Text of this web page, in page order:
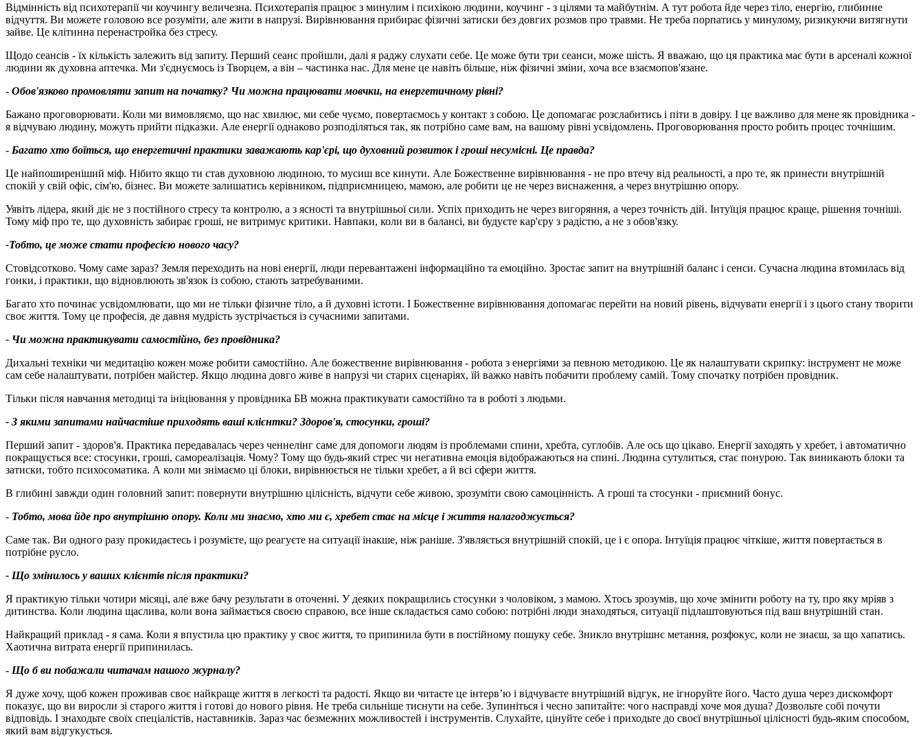
Відмінність від психотерапії чи коучингу величезна. Психотерапія працює з минулим і психікою людини, коучинг - з цілями та майбутнім. А тут робота йде через тіло, енергію, глибинне
відчуття. Ви можете головою все розуміти, але жити в напрузі. Вирівнювання прибирає фізичні затиски без довгих розмов про травми. Не треба порпатись у минулому, ризикуючи витягнути
зайве. Це клітинна перенастройка без стресу.
Щодо сеансів - їх кількість залежить від запиту. Перший сеанс пройшли, далі я раджу слухати себе. Це може бути три сеанси, може шість. Я вважаю, що ця практика має бути в арсеналі кожної
людини як духовна аптечка. Ми з'єднуємось із Творцем, а він – частинка нас. Для мене це навіть більше, ніж фізичні зміни, хоча все взаємопов'язане.
- Обов'язково промовляти запит на початку? Чи можна працювати мовчки, на енергетичному рівні?
Бажано проговорювати. Коли ми вимовляємо, що нас хвилює, ми себе чуємо, повертаємось у контакт з собою. Це допомагає розслабитись і піти в довіру. І це важливо для мене як провідника -
я відчуваю людину, можуть прийти підказки. Але енергії однаково розподіляться так, як потрібно саме вам, на вашому рівні усвідомлень. Проговорювання просто робить процес точнішим.
- Багато хто боїться, що енергетичні практики заважають кар'єрі, що духовний розвиток і гроші несумісні. Це правда?
Це найпоширеніший міф. Нібито якщо ти став духовною людиною, то мусиш все кинути. Але Божественне вирівнювання - не про втечу від реальності, а про те, як принести внутрішній
спокій у свій офіс, сім'ю, бізнес. Ви можете залишатись керівником, підприємницею, мамою, але робити це не через виснаження, а через внутрішню опору.
Уявіть лідера, який діє не з постійного стресу та контролю, а з ясності та внутрішньої сили. Успіх приходить не через вигоряння, а через точність дій. Інтуїція працює краще, рішення точніші.
Тому міф про те, що духовність забирає гроші, не витримує критики. Навпаки, коли ви в балансі, ви будуєте кар'єру з радістю, а не з обов'язку.
-Тобто, це може стати професією нового часу?
Стовідсотково. Чому саме зараз? Земля переходить на нові енергії, люди перевантажені інформаційно та емоційно. Зростає запит на внутрішній баланс і сенси. Сучасна людина втомилась від
гонки, і практики, що відновлюють зв'язок із собою, стають затребуваними.
Багато хто починає усвідомлювати, що ми не тільки фізичне тіло, а й духовні істоти. І Божественне вирівнювання допомагає перейти на новий рівень, відчувати енергії і з цього стану творити
своє життя. Тому це професія, де давня мудрість зустрічається із сучасними запитами.
- Чи можна практикувати самостійно, без провідника?
Дихальні техніки чи медитацію кожен може робити самостійно. Але божественне вирівнювання - робота з енергіями за певною методикою. Це як налаштувати скрипку: інструмент не може
сам себе налаштувати, потрібен майстер. Якщо людина довго живе в напрузі чи старих сценаріях, їй важко навіть побачити проблему самій. Тому спочатку потрібен провідник.
Тільки після навчання методиці та ініціювання у провідника БВ можна практикувати самостійно та в роботі з людьми.
- З якими запитами найчастіше приходять ваші клієнтки? Здоров'я, стосунки, гроші?
Перший запит - здоров'я. Практика передавалась через ченнелінг саме для допомоги людям із проблемами спини, хребта, суглобів. Але ось що цікаво. Енергії заходять у хребет, і автоматично
покращується все: стосунки, гроші, самореалізація. Чому? Тому що будь-який стрес чи негативна емоція відображаються на спині. Людина сутулиться, стає понурою. Так виникають блоки та
затиски, тобто психосоматика. А коли ми знімаємо ці блоки, вирівнюється не тільки хребет, а й всі сфери життя.
В глибині завжди один головний запит: повернути внутрішню цілісність, відчути себе живою, зрозуміти свою самоцінність. А гроші та стосунки - приємний бонус.
- Тобто, мова йде про внутрішню опору. Коли ми знаємо, хто ми є, хребет стає на місце і життя налагоджується?
Саме так. Ви одного разу прокидаєтесь і розумієте, що реагуєте на ситуації інакше, ніж раніше. З'являється внутрішній спокій, це і є опора. Інтуїція працює чіткіше, життя повертається в
потрібне русло.
- Що змінилось у ваших клієнтів після практики?
Я практикую тільки чотири місяці, але вже бачу результати в оточенні. У деяких покращились стосунки з чоловіком, з мамою. Хтось зрозумів, що хоче змінити роботу на ту, про яку мріяв з
дитинства. Коли людина щаслива, коли вона займається своєю справою, все інше складається само собою: потрібні люди знаходяться, ситуації підлаштовуються під ваш внутрішній стан.
Найкращий приклад - я сама. Коли я впустила цю практику у своє життя, то припинила бути в постійному пошуку себе. Зникло внутрішнє метання, розфокус, коли не знаєш, за що хапатись.
Хаотична витрата енергії припинилась.
- Що б ви побажали читачам нашого журналу?
Я дуже хочу, щоб кожен проживав своє найкраще життя в легкості та радості. Якщо ви читаєте це інтерв’ю і відчуваєте внутрішній відгук, не ігноруйте його. Часто душа через дискомфорт
показує, що ви виросли зі старого життя і готові до нового рівня. Не треба сильніше тиснути на себе. Зупиніться і чесно запитайте: чого насправді хоче моя душа? Дозвольте собі почути
відповідь. І знаходьте своїх спеціалістів, наставників. Зараз час безмежних можливостей і інструментів. Слухайте, цінуйте себе і приходьте до своєї внутрішньої цілісності будь-яким способом,
який вам відгукується.